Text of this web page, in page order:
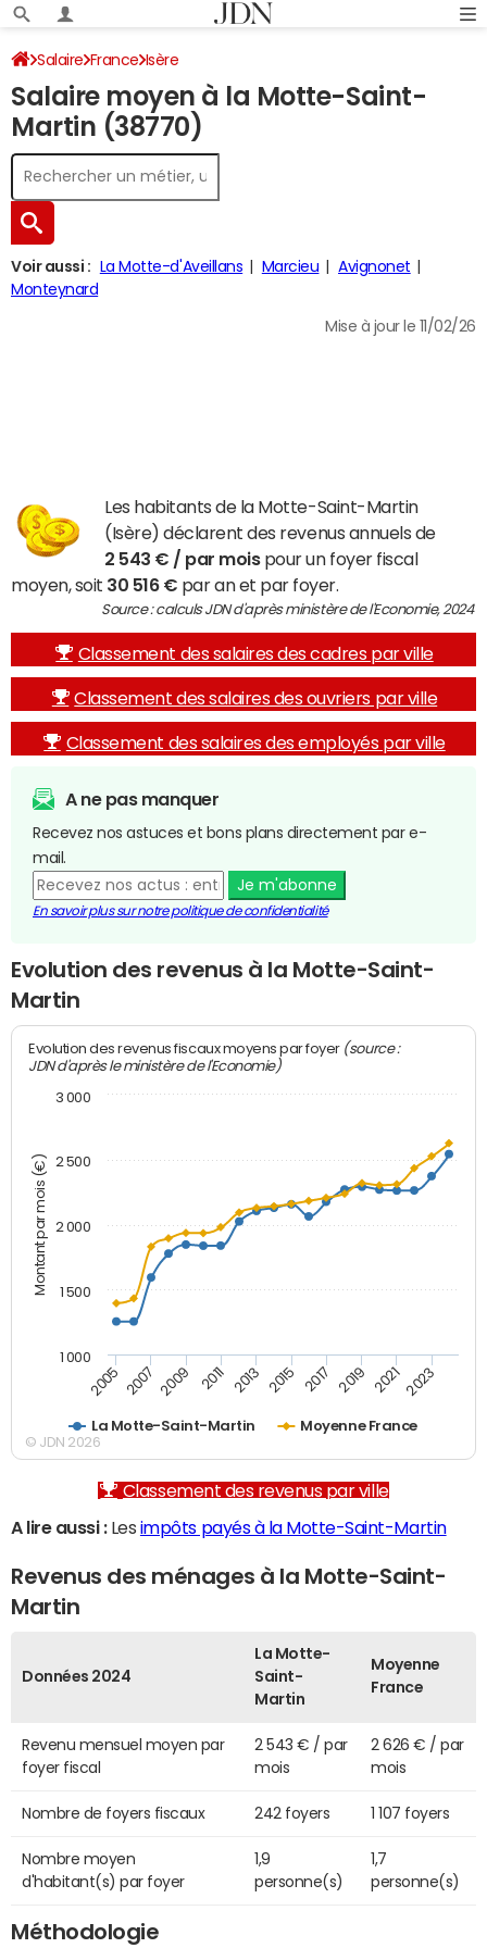
Salaire France Isère
Salaire moyen à la Motte-Saint-
Martin (38770)
Voir aussi : La Motte-d'Aveillans Marcieu
Avignonet
Monteynard
Mise à jour le 11/02/26
Les habitants de la Motte-Saint-Martin
(Isère) déclarent des revenus annuels de
2 543 € / par moispour un foyer fiscal
moyen, soit 30 516 € par an et par foyer.
Source : calculs JDN d'après ministère de l'Economie, 2024
Classement des salaires des cadres par ville
Classement des salaires des ouvriers par ville
Classement des salaires des employés par ville
A ne pas manquer
Recevez nos astuces et bons plans directement par e-
mail.
Je m'abonne
En savoir plus sur notre politique de confidentialité
Evolution des revenus à la Motte-Saint-
Martin
Montant par mois (€)
Evolution des revenus fiscaux moyens par foyer (source :
JDN d'après le ministère de l'Economie)
La Motte-Saint-Martin Moyenne France
2005 2007 2009 2011 2013 2015 2017 2019 2021 2023
1 000
1 500
2 000
2 500
3 000
© JDN 2026
Classement des revenus par ville
A lire aussi :Les impôts payés à la Motte-Saint-Martin
Revenus des ménages à la Motte-Saint-
Martin
Données 2024
La Motte-
Saint-
Martin
Moyenne
France
Revenu mensuel moyen par
foyer fiscal
2 543 € / par
mois
2 626 € / par
mois
Nombre de foyers fiscaux 242 foyers 1 107 foyers
Nombre moyen
d'habitant(s) par foyer
1,9
personne(s)
1,7
personne(s)
Méthodologie